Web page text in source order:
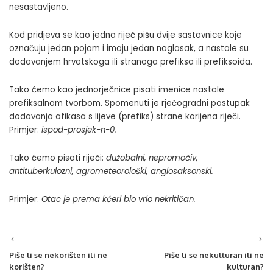
nesastavljeno.
Kod pridjeva se kao jedna riječ pišu dvije sastavnice koje
označuju jedan pojam i imaju jedan naglasak, a nastale su
dodavanjem hrvatskoga ili stranoga prefiksa ili prefiksoida.
Tako ćemo kao jednorječnice pisati imenice nastale
prefiksalnom tvorbom. Spomenuti je rječogradni postupak
dodavanja afikasa s lijeve (prefiks) strane korijena riječi.
Primjer: ispod-prosjek-n-0.
Tako ćemo pisati riječi: dužobalni, nepromočiv,
antituberkulozni, agrometeorološki, anglosaksonski.
Primjer: Otac je prema kćeri bio vrlo nekritičan.
Piše li se nekorišten ili ne
korišten?
Piše li se nekulturan ili ne
kulturan?